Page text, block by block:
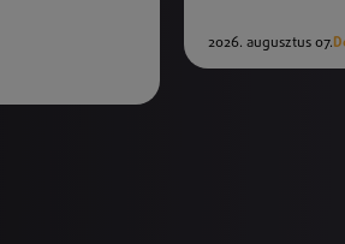
2026. augusztus 07.